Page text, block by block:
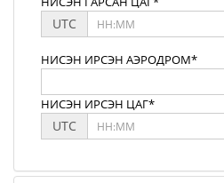
UTC
НИСЭН ИРСЭН АЭРОДРОМ*
НИСЭН ИРСЭН ЦАГ*
UTC